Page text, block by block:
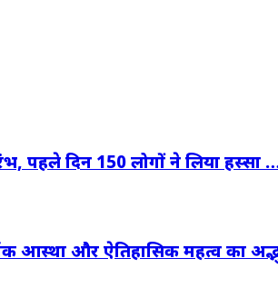
पहले दिन 150 लोगों ने लिया हस्सा
आस्था और ऐतिहासिक महत्व का